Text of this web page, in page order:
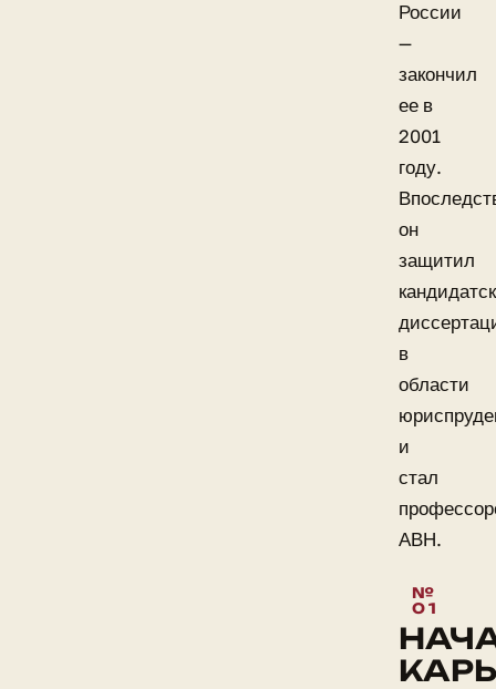
России
—
закончил
ее в
2001
году.
он
защитил
в
области
и
стал
АВН.